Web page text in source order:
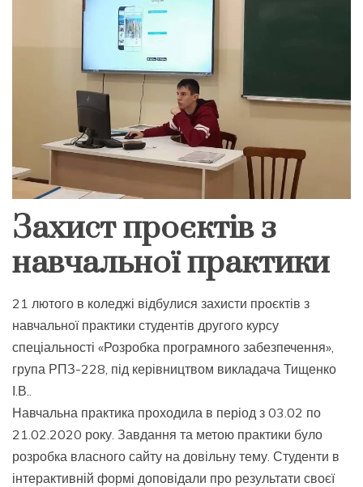
Захист проєктів з
навчальної практики
21 лютого в коледжі відбулися захисти проєктів з
навчальної практики студентів другого курсу
спеціальності «Розробка програмного забезпечення»,
група РПЗ-228, під керівництвом викладача Тищенко
І.В..
Навчальна практика проходила в період з 03.02 по
21.02.2020 року. Завдання та метою практики було
розробка власного сайту на довільну тему. Студенти в
інтерактивній формі доповідали про результати своєї